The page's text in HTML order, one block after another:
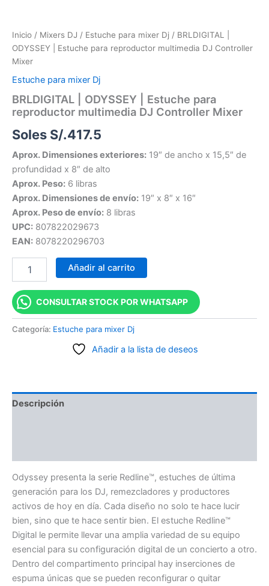
Inicio / Mixers DJ / Estuche para mixer Dj / BRLDIGITAL |
ODYSSEY | Estuche para reproductor multimedia DJ Controller
Mixer
Estuche para mixer Dj
BRLDIGITAL | ODYSSEY | Estuche para
reproductor multimedia DJ Controller Mixer
Soles S/.417.5
Aprox. Dimensiones exteriores: 19″ de ancho x 15,5″ de
profundidad x 8″ de alto
Aprox. Peso: 6 libras
Aprox. Dimensiones de envío: 19″ x 8″ x 16″
Aprox. Peso de envío: 8 libras
UPC: 807822029673
EAN: 8078220296703
Añadir al carrito
CONSULTAR STOCK POR WHATSAPP
Categoría: Estuche para mixer Dj
Añadir a la lista de deseos
Descripción
Odyssey presenta la serie Redline™, estuches de última
generación para los DJ, remezcladores y productores
activos de hoy en día. Cada diseño no solo te hace lucir
bien, sino que te hace sentir bien. El estuche Redline™
Digital le permite llevar una amplia variedad de su equipo
esencial para su configuración digital de un concierto a otro.
Dentro del compartimento principal hay inserciones de
espuma únicas que se pueden reconfigurar o quitar